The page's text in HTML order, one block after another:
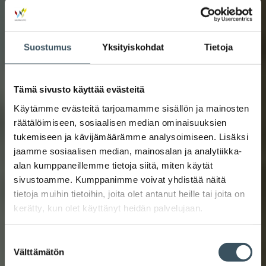
Suostumus Yksityiskohdat Tietoja
Tämä sivusto käyttää evästeitä
Käytämme evästeitä tarjoamamme sisällön ja mainosten
räätälöimiseen, sosiaalisen median ominaisuuksien
tukemiseen ja kävijämäärämme analysoimiseen. Lisäksi
jaamme sosiaalisen median, mainosalan ja analytiikka-
alan kumppaneillemme tietoja siitä, miten käytät
sivustoamme. Kumppanimme voivat yhdistää näitä
tietoja muihin tietoihin, joita olet antanut heille tai joita on
kerätty, kun olet käyttänyt heidän palvelujaan.
valinta
Välttämätön